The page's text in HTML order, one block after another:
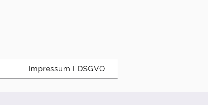
Impressum I DSGVO